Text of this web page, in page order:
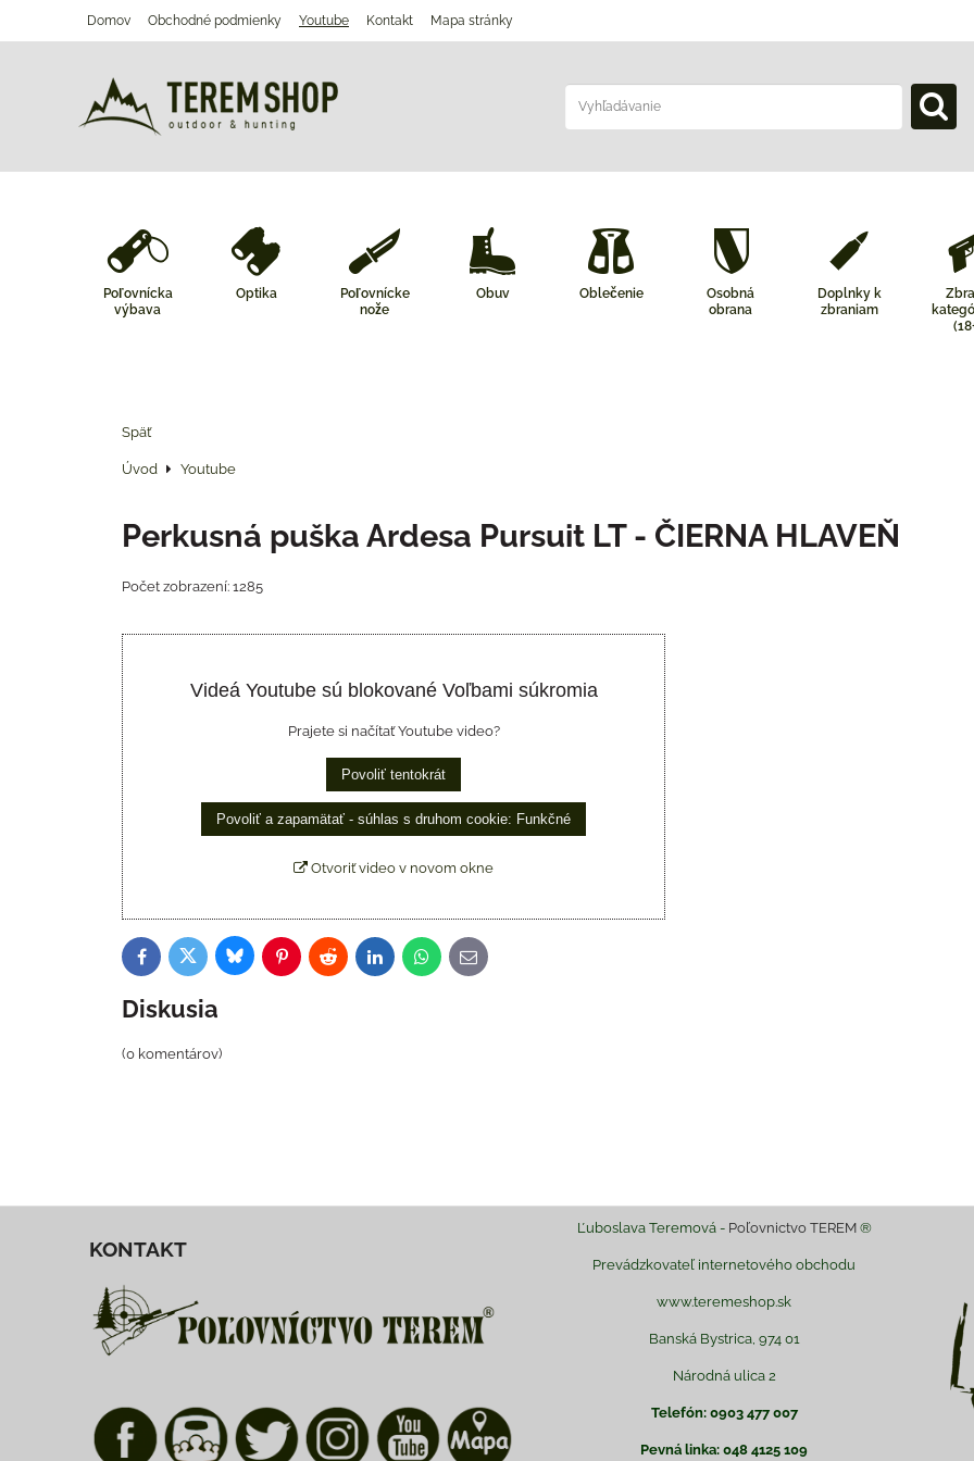
Domov Obchodné podmienky Youtube Kontakt Mapa stránky
Poľovnícka
výbava
Optika
Poľovnícke
nože
Obuv Oblečenie
Osobná
obrana
Doplnky k
zbraniam
Späť
Úvod
Youtube
Perkusná puška Ardesa Pursuit LT - ČIERNA HLAVEŇ
Počet zobrazení: 1285
Videá Youtube sú blokované Voľbami súkromia
Prajete si načítať Youtube video?
Povoliť tentokrát
Povoliť a zapamätať - súhlas s druhom cookie: Funkčné
Otvoriť video v novom okne
FacebookTwitterBlueskyPinterestReddit LinkedInWhatsApp
E-
mail
Diskusia
(0 komentárov)
KONTAKT
Ľuboslava Teremová - Poľovnictvo TEREM®
Prevádzkovateľ internetového obchodu
www.teremeshop.sk
Banská Bystrica, 974 01
Národná ulica 2
Telefón: 0903 477 007
Pevná linka: 048 4125 109